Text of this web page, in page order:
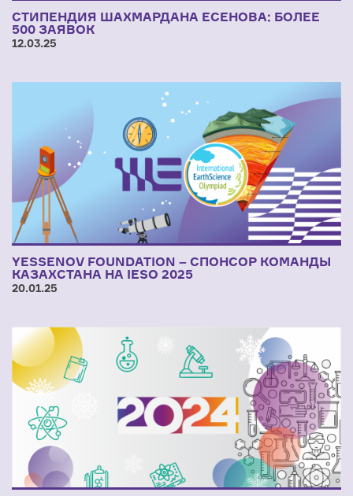
СТИПЕНДИЯ ШАХМАРДАНА ЕСЕНОВА: БОЛЕЕ
500 ЗАЯВОК
12.03.25
YESSENOV FOUNDATION – СПОНСОР КОМАНДЫ
КАЗАХСТАНА НА IESO 2025
20.01.25